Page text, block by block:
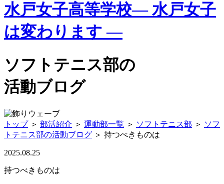
水戸女子高等学校— 水戸女子
は変わります —
ソフトテニス部の
活動ブログ
トップ ＞ 部活紹介 ＞ 運動部一覧 ＞ ソフトテニス部 ＞ ソフ
トテニス部の活動ブログ ＞ 持つべきものは
2025.08.25
持つべきものは